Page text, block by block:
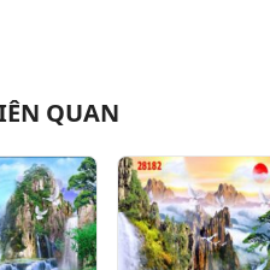
QUAN